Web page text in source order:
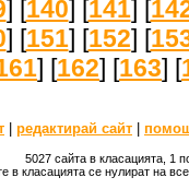
] [140] [141] [
] [151] [152] [
] [162] [163] [
| редактирай сайт |
5027 сайта в класацията, 1
в класацията се нулират на